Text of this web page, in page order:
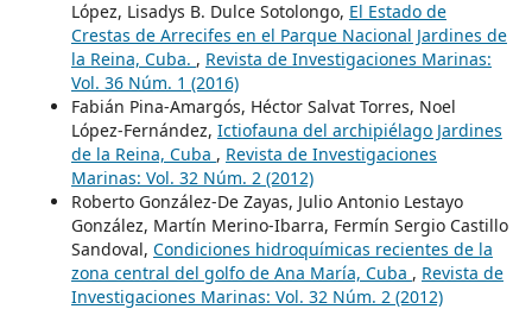
López, Lisadys B. Dulce Sotolongo, El Estado de
Crestas de Arrecifes en el Parque Nacional Jardines de
la Reina, Cuba. , Revista de Investigaciones Marinas:
Vol. 36 Núm. 1 (2016)
Fabián Pina-Amargós, Héctor Salvat Torres, Noel
López-Fernández, Ictiofauna del archipiélago Jardines
de la Reina, Cuba , Revista de Investigaciones
Marinas: Vol. 32 Núm. 2 (2012)
Roberto González-De Zayas, Julio Antonio Lestayo
González, Martín Merino-Ibarra, Fermín Sergio Castillo
Sandoval, Condiciones hidroquímicas recientes de la
zona central del golfo de Ana María, Cuba , Revista de
Investigaciones Marinas: Vol. 32 Núm. 2 (2012)